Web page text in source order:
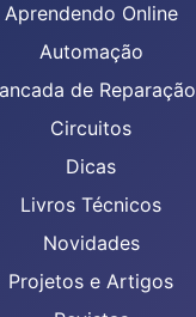
Aprendendo Online
Automação
de Reparação
Circuitos
Dicas
Livros Técnicos
Novidades
Projetos e Artigos